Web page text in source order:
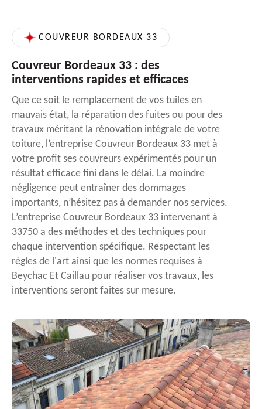
COUVREUR BORDEAUX 33
Couvreur Bordeaux 33 : des
interventions rapides et efficaces
Que ce soit le remplacement de vos tuiles en
mauvais état, la réparation des fuites ou pour des
travaux méritant la rénovation intégrale de votre
toiture, l’entreprise Couvreur Bordeaux 33 met à
votre profit ses couvreurs expérimentés pour un
résultat efficace fini dans le délai. La moindre
négligence peut entraîner des dommages
importants, n’hésitez pas à demander nos services.
L’entreprise Couvreur Bordeaux 33 intervenant à
33750 a des méthodes et des techniques pour
chaque intervention spécifique. Respectant les
règles de l'art ainsi que les normes requises à
Beychac Et Caillau pour réaliser vos travaux, les
interventions seront faites sur mesure.